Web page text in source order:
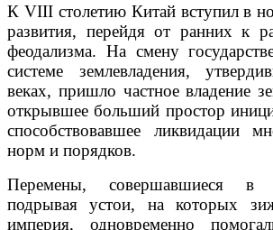
К VIII столетию Китай вступил в
развития, перейдя от ранних к
феодализма. На смену
системе землевладения,
веках, пришло частное владение
открывшее больший простор
способствовавшее ликвидации
норм и порядков.
Перемены, совершавшиеся в
подрывая устои, на которых
империя, одновременно